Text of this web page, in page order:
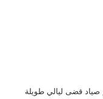
صياد قضى ليالي طويلة